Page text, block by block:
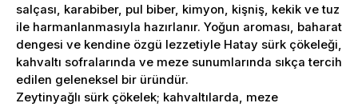
salçası, karabiber, pul biber, kimyon, kişniş, kekik ve tuz
ile harmanlanmasıyla hazırlanır. Yoğun aroması, baharat
dengesi ve kendine özgü lezzetiyle Hatay sürk çökeleği,
kahvaltı sofralarında ve meze sunumlarında sıkça tercih
edilen geleneksel bir üründür.
Zeytinyağlı sürk çökelek; kahvaltılarda, meze